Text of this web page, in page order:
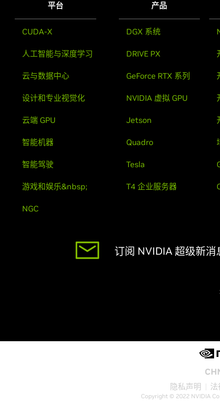
平台
CUDA-X
人工智能与深度学习
云与数据中心
设计和专业视觉化
云端 GPU
智能机器
智能驾驶
游戏和娱乐&nbsp;
NGC
产品
DGX 系统
DRIVE PX
GeForce RTX 系列
NVIDIA 虚拟 GPU
Jetson
Quadro
Tesla
T4 企业服务器
订阅 NVIDIA 超级新消
隐私声明
Copyright © 2022 NVIDIA